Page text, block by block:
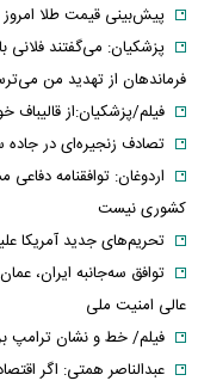
پیش‌بینی قیمت طلا امروز ۱۷ مرداد ۱۴۰۵/ افزایش چشمگیر قیمت اونس طلا
پزشکیان: می‌گفتند فلانی
فرماندهان از تهدید من
فیلم/پزشکیان:از
تصادف زنجیره‌ای در جاده سلماس -
اردوغان: توافقنامه
کشوری نیست
تحریم‌های جدید آمریکا
توافق سه‌جانبه ایران،
عالی امنیت ملی
فیلم/ خط و نشان ترامپ
عبدالناصر همتی: اگر